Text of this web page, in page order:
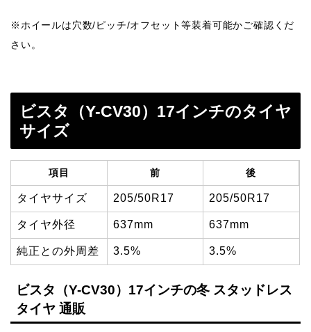
※ホイールは穴数/ピッチ/オフセット等装着可能かご確認くだ
さい。
ビスタ（Y-CV30）17インチのタイヤ
サイズ
項目 前 後
タイヤサイズ 205/50R17 205/50R17
タイヤ外径 637mm 637mm
純正との外周差 3.5% 3.5%
ビスタ（Y-CV30）17インチの冬 スタッドレス
タイヤ 通販